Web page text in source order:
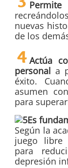
nuevas
de los
Actúa
personal a
éxito.
asumen
para
Es
Según la
juego libre
para
depresión